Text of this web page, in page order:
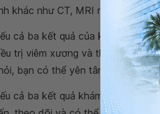
khác như CT, MRI nếu cần và
cả ba kết quả của khám lâm
trị viêm xương và theo dõi cho
bạn có thể yên tâm.
cả ba kết quả khám chưa phù